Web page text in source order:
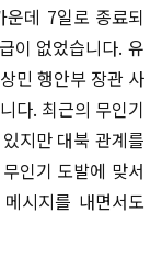
데 7일로 종료되
이 없었습니다. 유
민 행안부 장관 사
다. 최근의 무인기
지만 대북 관계를
인기 도발에 맞서
시지를 내면서도